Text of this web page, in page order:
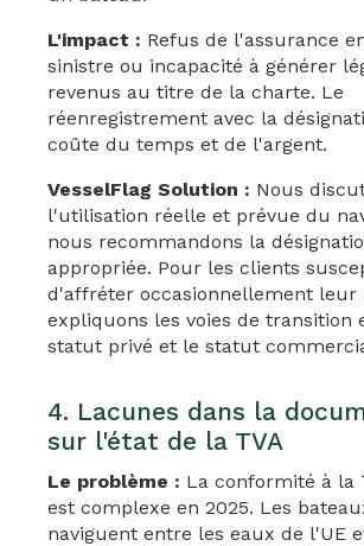
L'impact : Refus de l'assurance
sinistre ou incapacité à générer
revenus au titre de la charte. Le
réenregistrement avec la
coûte du temps et de l'argent.
VesselFlag Solution : Nous
l'utilisation réelle et prévue du
nous recommandons la
appropriée. Pour les clients
d'affréter occasionnellement leur
expliquons les voies de transition
statut privé et le statut
4. Lacunes dans la
sur l'état de la TVA
Le problème : La conformité à la
est complexe en 2025. Les
naviguent entre les eaux de l'UE